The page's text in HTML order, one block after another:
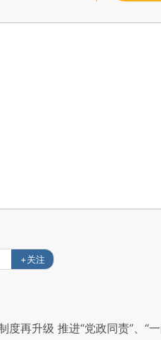
+关注
度再升级 推进“党政同责”、“